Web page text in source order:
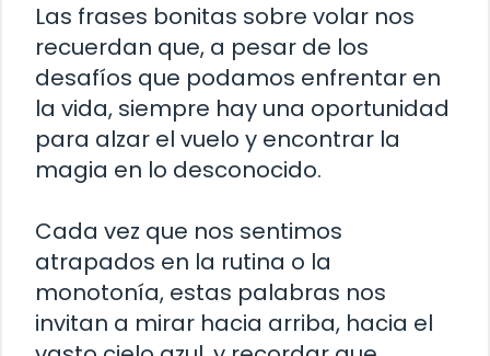
Las frases bonitas sobre volar nos
recuerdan que, a pesar de los
desafíos que podamos enfrentar en
la vida, siempre hay una oportunidad
para alzar el vuelo y encontrar la
magia en lo desconocido.
Cada vez que nos sentimos
atrapados en la rutina o la
monotonía, estas palabras nos
invitan a mirar hacia arriba, hacia el